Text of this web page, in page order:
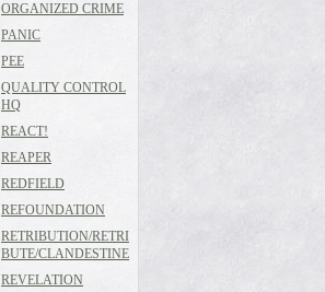
ORGANIZED CRIME
PANIC
PEE
QUALITY CONTROL
HQ
REACT!
REAPER
REDFIELD
REFOUNDATION
RETRIBUTION/RETRI
BUTE/CLANDESTINE
REVELATION